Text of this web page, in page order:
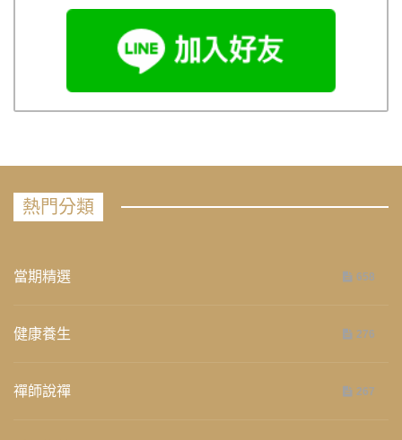
熱門分類
當期精選 658
健康養生 276
禪師說禪 267